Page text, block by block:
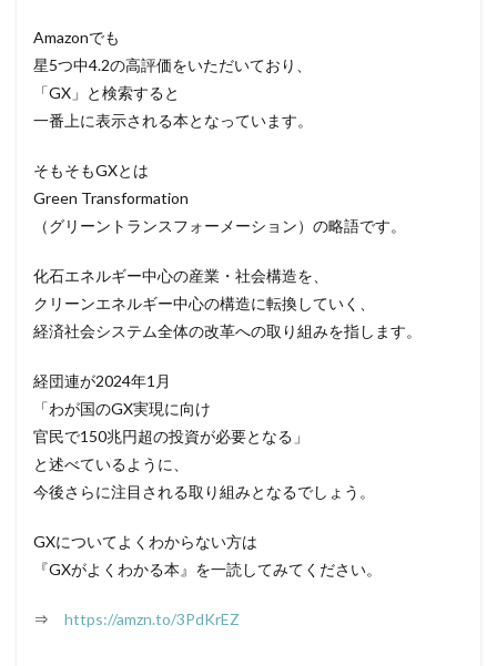
Amazonでも
星5つ中4.2の高評価をいただいており、
「GX」と検索すると
一番上に表示される本となっています。
そもそもGXとは
Green Transformation
（グリーントランスフォーメーション）の略語です。
化石エネルギー中心の産業・社会構造を、
クリーンエネルギー中心の構造に転換していく、
経済社会システム全体の改革への取り組みを指します。
経団連が2024年1月
「わが国のGX実現に向け
官民で150兆円超の投資が必要となる」
と述べているように、
今後さらに注目される取り組みとなるでしょう。
GXについてよくわからない方は
『GXがよくわかる本』を一読してみてください。
⇒ https://amzn.to/3PdKrEZ